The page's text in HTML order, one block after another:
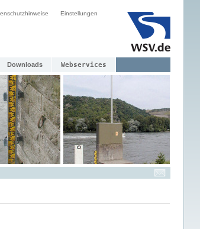
Einstellungen
Downloads Webservices